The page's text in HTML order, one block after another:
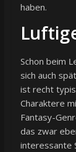
haben.
Schon beim
sich auch
ist recht
Charaktere
Fantasy-
das zwar
interessante